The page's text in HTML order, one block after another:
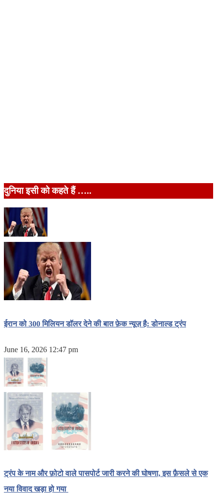
दुनिया इसी को कहते हैं …..
ईरान को 300 मिलियन डॉलर देने की बात फ़ेक न्यूज़ है: डोनाल्ड ट्रंप
June 16, 2026 12:47 pm
ट्रंप के नाम और फ़ोटो वाले पासपोर्ट जारी करने की घोषणा, इस फ़ैसले से एक
नया विवाद खड़ा हो गया